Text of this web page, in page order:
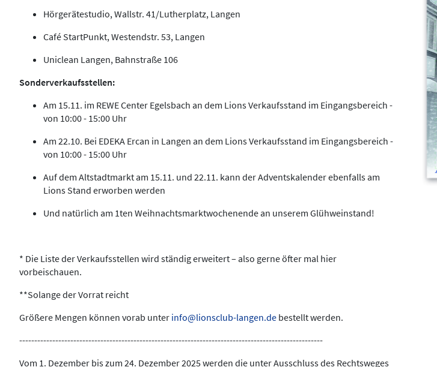
Hörgerätestudio, Wallstr. 41/Lutherplatz, Langen
Café StartPunkt, Westendstr. 53, Langen
Uniclean Langen, Bahnstraße 106
Sonderverkaufsstellen:
Am 15.11. im REWE Center Egelsbach an dem Lions Verkaufsstand im Eingangsbereich -
von 10:00 - 15:00 Uhr
Am 22.10. Bei EDEKA Ercan in Langen an dem Lions Verkaufsstand im Eingangsbereich -
von 10:00 - 15:00 Uhr
Auf dem Altstadtmarkt am 15.11. und 22.11. kann der Adventskalender ebenfalls am
Lions Stand erworben werden
Und natürlich am 1ten Weihnachtsmarktwochenende an unserem Glühweinstand!
* Die Liste der Verkaufsstellen wird ständig erweitert – also gerne öfter mal hier
vorbeischauen.
**Solange der Vorrat reicht
Größere Mengen können vorab unter info@lionsclub-langen.de bestellt werden.
-----------------------------------------------------------------------------------------------------
Vom 1. Dezember bis zum 24. Dezember 2025 werden die unter Ausschluss des Rechtsweges